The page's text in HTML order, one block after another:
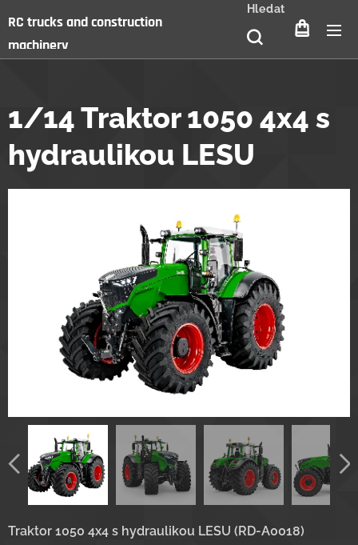
RC trucks and construction
machinery
Hledat
1/14 Traktor 1050 4x4 s
hydraulikou LESU
Traktor 1050 4x4 s hydraulikou LESU (RD-A0018)